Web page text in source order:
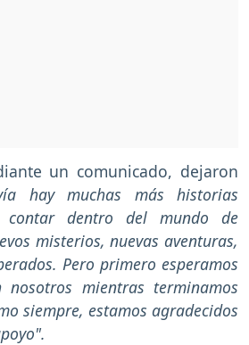
un comunicado, dejaron
hay muchas más historias
contar dentro del mundo de
misterios, nuevas aventuras,
Pero primero esperamos
mientras terminamos
siempre, estamos agradecidos